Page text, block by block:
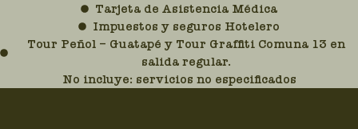
Tarjeta de Asistencia Médica
Impuestos y seguros Hotelero
Tour Peñol – Guatapé y Tour Graffiti Comuna 13 en
salida regular.
No incluye: servicios no especificados